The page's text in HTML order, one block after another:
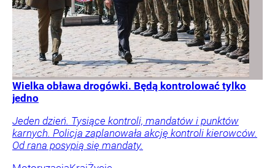
Wielka obława drogówki. Będą kontrolować tylko
jedno
Jeden dzień. Tysiące kontroli, mandatów i punktów
karnych. Policja zaplanowała akcję kontroli kierowców.
Od rana posypią się mandaty.